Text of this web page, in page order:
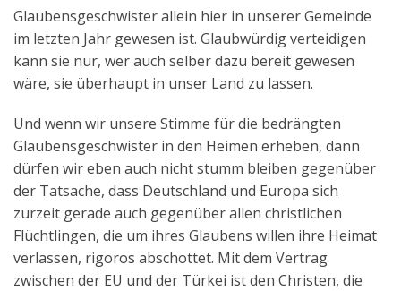
Glaubensgeschwister allein hier in unserer Gemeinde
im letzten Jahr gewesen ist. Glaubwürdig verteidigen
kann sie nur, wer auch selber dazu bereit gewesen
wäre, sie überhaupt in unser Land zu lassen.
Und wenn wir unsere Stimme für die bedrängten
Glaubensgeschwister in den Heimen erheben, dann
dürfen wir eben auch nicht stumm bleiben gegenüber
der Tatsache, dass Deutschland und Europa sich
zurzeit gerade auch gegenüber allen christlichen
Flüchtlingen, die um ihres Glaubens willen ihre Heimat
verlassen, rigoros abschottet. Mit dem Vertrag
zwischen der EU und der Türkei ist den Christen, die